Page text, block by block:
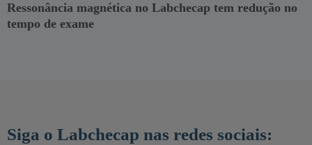
Ressonância magnética no Labchecap tem redução no
tempo de exame
Siga o Labchecap nas redes sociais: